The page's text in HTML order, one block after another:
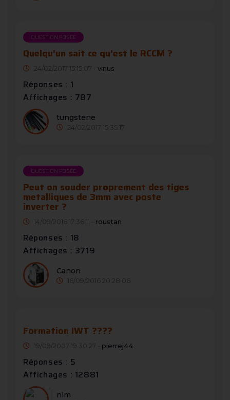
QUESTION POSÉE
Quelqu'un sait ce qu'est le RCCM ?
24/02/2017 15:15:07 - vinus
Réponses : 1
Affichages : 787
tungstene
24/02/2017 15:35:17
QUESTION POSÉE
Peut on souder proprement des tiges
metalliques de 3mm avec poste
inverter ?
14/09/2016 17:36:11 - roustan
Réponses : 18
Affichages : 3719
Canon
16/09/2016 20:28:06
Formation IWT ????
19/09/2007 19:30:27 - pierrej44
Réponses : 5
Affichages : 12881
nlm